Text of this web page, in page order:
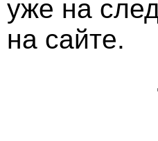
уже на
на сайте.